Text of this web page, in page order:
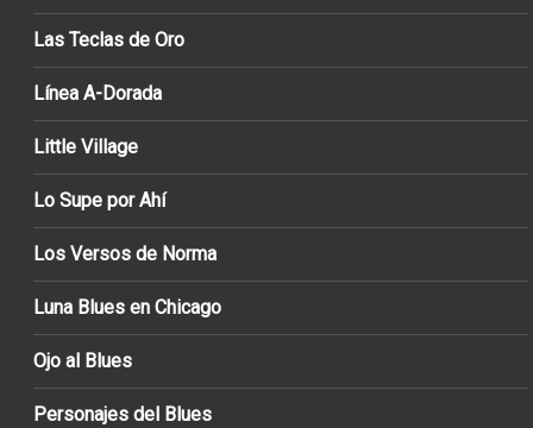
Las Teclas de Oro
Línea A-Dorada
Little Village
Lo Supe por Ahí
Los Versos de Norma
Luna Blues en Chicago
Ojo al Blues
Personajes del Blues